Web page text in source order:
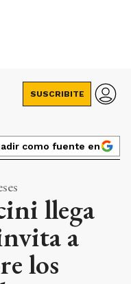
SUSCRIBITE
como fuente en
llega
a
los